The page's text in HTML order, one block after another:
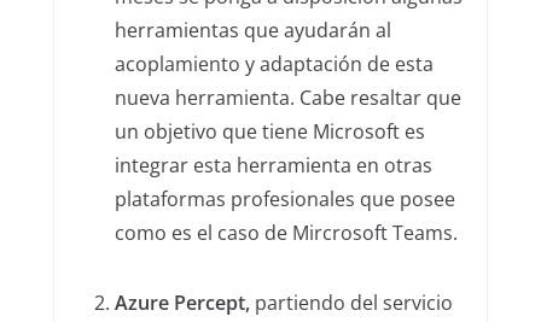
herramientas que ayudarán al
acoplamiento y adaptación de esta
nueva herramienta. Cabe resaltar que
un objetivo que tiene Microsoft es
integrar esta herramienta en otras
plataformas profesionales que posee
como es el caso de Mircrosoft Teams.
Azure Percept, partiendo del servicio